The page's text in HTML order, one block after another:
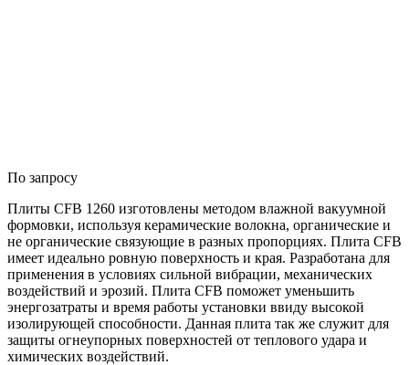
По запросу
Плиты CFB 1260 изготовлены методом влажной вакуумной
формовки, используя керамические волокна, органические и
не органические связующие в разных пропорциях. Плита CFB
имеет идеально ровную поверхность и края. Разработана для
применения в условиях сильной вибрации, механических
воздействий и эрозий. Плита CFB поможет уменьшить
энергозатраты и время работы установки ввиду высокой
изолирующей способности. Данная плита так же служит для
защиты огнеупорных поверхностей от теплового удара и
химических воздействий.